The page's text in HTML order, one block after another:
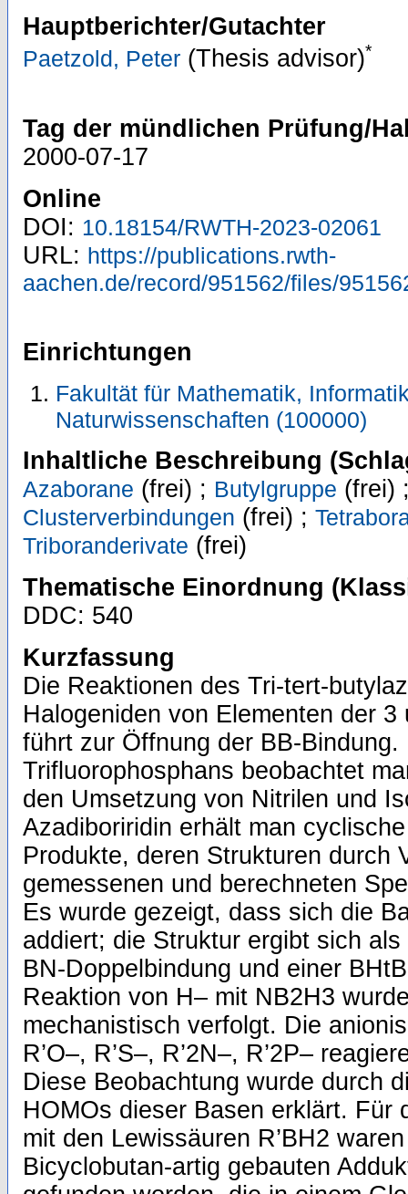
Hauptberichter/Gutachter
Paetzold, Peter (Thesis advisor)*
Tag der mündlichen Prüfung/
2000-07-17
Online
DOI: 10.18154/RWTH-2023-02061
URL: https://publications.rwth-
aachen.de/record/951562/files/
Einrichtungen
Fakultät für Mathematik,
Naturwissenschaften (100000)
Inhaltliche Beschreibung
Azaborane (frei) ; Butylgruppe (frei)
Clusterverbindungen (frei) ;
Triboranderivate (frei)
Thematische Einordnung
DDC: 540
Kurzfassung
Die Reaktionen des Tri-tert-
Halogeniden von Elementen der
führt zur Öffnung der BB-
Trifluorophosphans beobachtet
den Umsetzung von Nitrilen und
Azadiboriridin erhält man
Produkte, deren Strukturen durch
gemessenen und berechneten
Es wurde gezeigt, dass sich die
addiert; die Struktur ergibt sich
BN-Doppelbindung und einer
Reaktion von H– mit NB2H3
mechanistisch verfolgt. Die
R’O–, R’S–, R’2N–, R’2P–
Diese Beobachtung wurde durch
HOMOs dieser Basen erklärt. Für
mit den Lewissäuren R’BH2
Bicyclobutan-artig gebauten